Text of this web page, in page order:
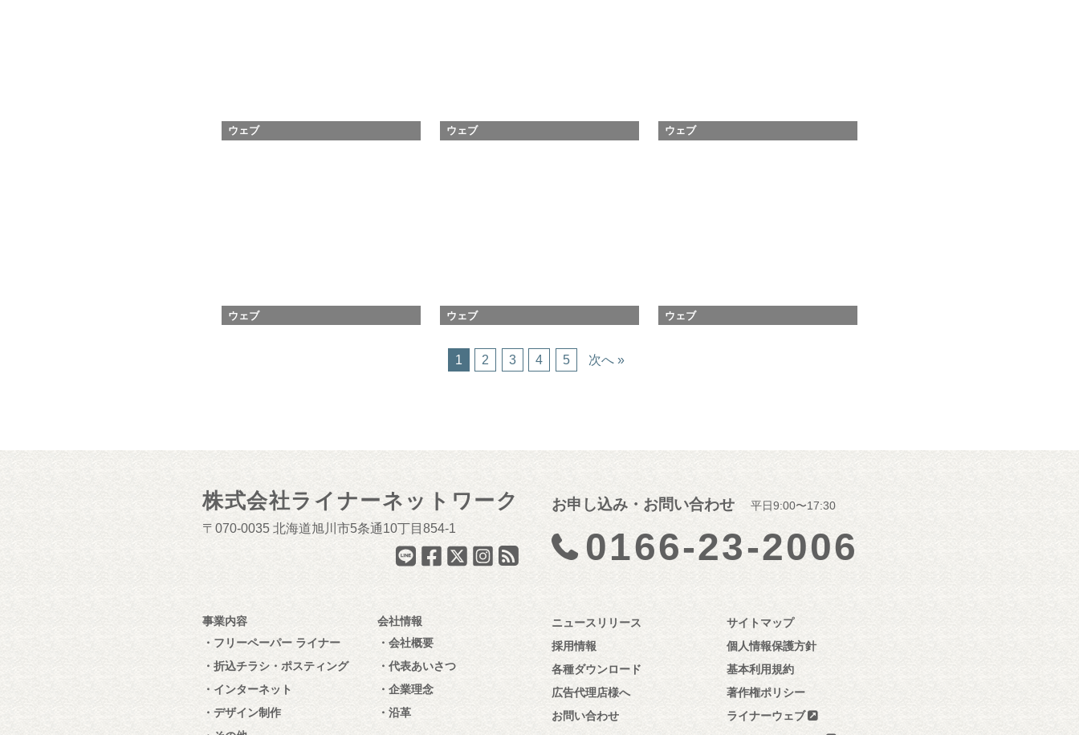
ウェブ ウェブ ウェブ
ウェブ ウェブ ウェブ
1 2 3 4 5 次へ »
株式会社ライナーネットワーク
070-0035 北海道旭川市5条通10丁目854-1
お申し込み・お問い合わせ 平日9:00〜17:30
0166-23-2006
事業内容
フリーペーパー ライナー
折込チラシ・ポスティング
インターネット
デザイン制作
会社情報
会社概要
代表あいさつ
企業理念
沿革
ニュースリリース
採用情報
各種ダウンロード
広告代理店様へ
お問い合わせ
サイトマップ
個人情報保護方針
基本利用規約
著作権ポリシー
ライナーウェブ